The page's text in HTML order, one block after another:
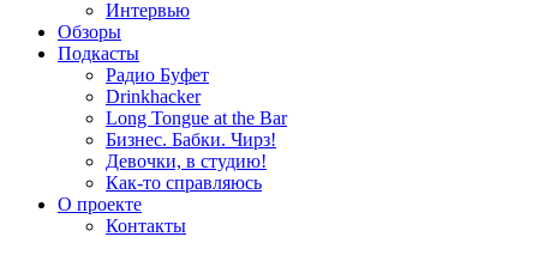
Интервью
Обзоры
Подкасты
Радио Буфет
Drinkhacker
Long Tongue at the Bar
Бизнес. Бабки. Чирз!
Девочки, в студию!
Как-то справляюсь
О проекте
Контакты